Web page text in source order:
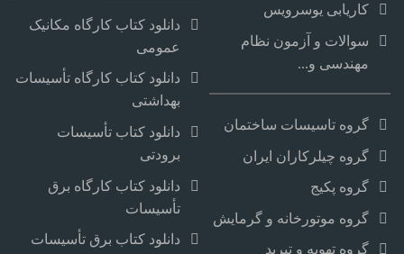
کاریابی یوسرویس
سوالات و آزمون نظام
مهندسی و...
گروه تاسیسات ساختمان
گروه چیلرکاران ایران
گروه پکیج
گروه موتورخانه و گرمایش
گروه تهویه و تبرید
دانلود کتاب کارگاه مکانیک
عمومی
دانلود کتاب کارگاه تأسیسات
بهداشتی
دانلود کتاب تأسیسات
برودتی
دانلود کتاب کارگاه برق
تأسیسات
دانلود کتاب برق تأسیسات